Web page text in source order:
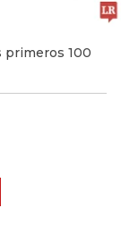
primeros 100